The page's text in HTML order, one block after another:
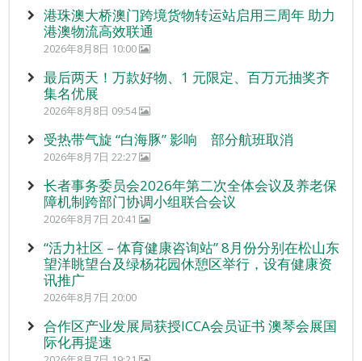
港珠澳大桥澳门跨境货物转运站启用三周年 助力
港澳物流高效联通
2026年8月8日 10:00
最后两天！万款好物、1 元限定、百万元抽奖齐
集名优展
2026年8月8日 09:54
受热带气旋 “白海豚” 影响 部分航班取消
2026年8月7日 22:27
长者事务委员会2026年第二次全体会议及养老保
障机制跨部门协调小组联合会议
2026年8月7日 20:41
“活力社区 – 体育健康咨询站” 8月份分别在松山东
望洋眺望台及绿杨花园休憩区举行，设有健康资
讯推广
2026年8月7日 20:00
合作区产业发展局获授ICCA会员证书 澳琴会展国
际化再提速